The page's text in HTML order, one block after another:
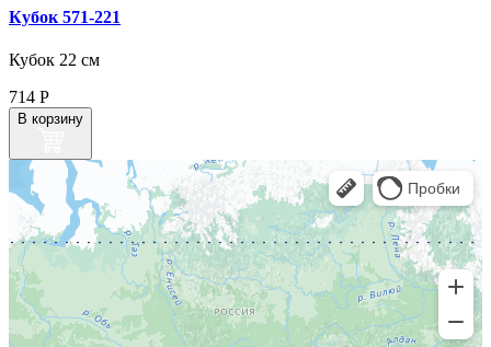
Кубок 571‑221
Кубок 22 см
714 Р
В корзину